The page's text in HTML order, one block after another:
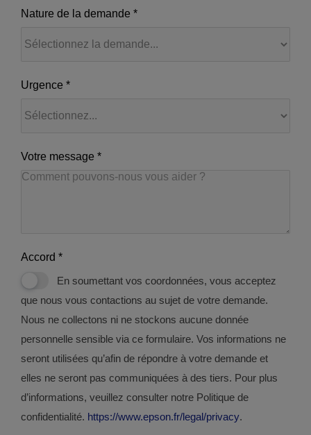
Nature de la demande *
de
la
Urgence *
Votre message *
Accord *
En soumettant vos coordonnées, vous acceptez
que nous vous contactions au sujet de votre demande.
Nous ne collectons ni ne stockons aucune donnée
personnelle sensible via ce formulaire. Vos informations ne
seront utilisées qu’afin de répondre à votre demande et
elles ne seront pas communiquées à des tiers. Pour plus
d’informations, veuillez consulter notre Politique de
confidentialité. https://www.epson.fr/legal/privacy.